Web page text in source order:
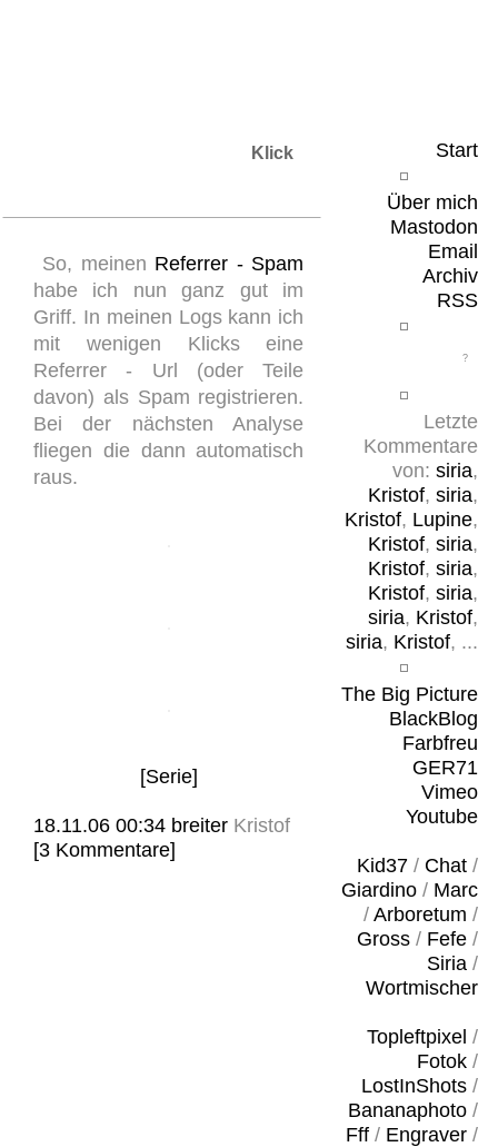
Start
Über mich
Mastodon
Email
Archiv
RSS
Letzte
Kommentare
von: siria,
Kristof, siria,
Kristof, Lupine,
Kristof, siria,
Kristof, siria,
Kristof, siria,
siria, Kristof,
siria, Kristof, ...
The Big Picture
BlackBlog
Farbfreu
GER71
Vimeo
Youtube
Kid37/ Chat/
Giardino/ Marc
/ Arboretum /
Gross/ Fefe/
Siria/
Wortmischer
Topleftpixel /
Fotok/
LostInShots/
Bananaphoto/
Fff/ Engraver/
Klick
So, meinen Referrer - Spam
habe ich nun ganz gut im
Griff. In meinen Logs kann ich
mit wenigen Klicks eine
Referrer - Url (oder Teile
davon) als Spam registrieren.
Bei der nächsten Analyse
fliegen die dann automatisch
raus.
[Serie]
18.11.06 00:34 breiter Kristof
[3 Kommentare]